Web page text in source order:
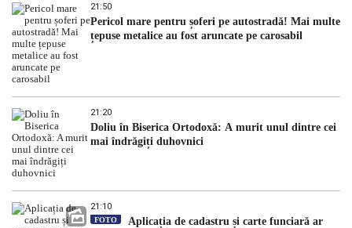
21:50
Pericol mare pentru șoferi pe autostradă! Mai multe
țepuse metalice au fost aruncate pe carosabil
21:20
Doliu în Biserica Ortodoxă: A murit unul dintre cei
mai îndrăgiți duhovnici
21:10
FOTO
Aplicația de cadastru și carte funciară ar